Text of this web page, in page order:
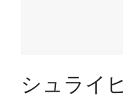
シュライ